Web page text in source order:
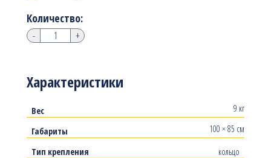
Характеристики
Вес
9 кг
Габариты
100 × 85 см
Тип крепления
кольцо
Количество:
- +